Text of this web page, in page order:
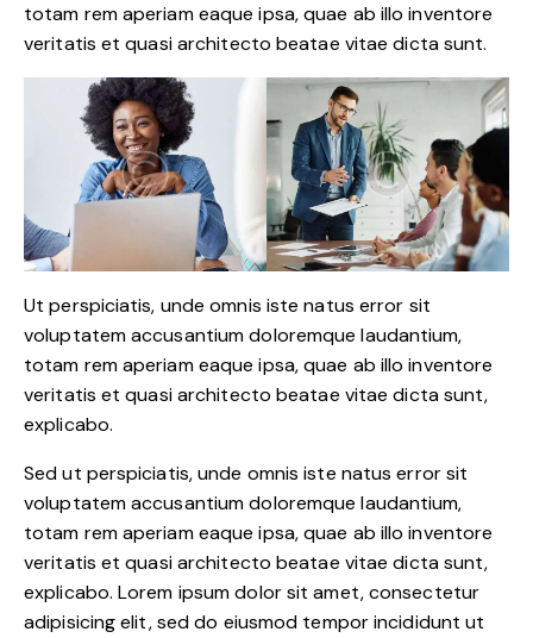
totam rem aperiam eaque ipsa, quae ab illo inventore
veritatis et quasi architecto beatae vitae dicta sunt.
Ut perspiciatis, unde omnis iste natus error sit
voluptatem accusantium doloremque laudantium,
totam rem aperiam eaque ipsa, quae ab illo inventore
veritatis et quasi architecto beatae vitae dicta sunt,
explicabo.
Sed ut perspiciatis, unde omnis iste natus error sit
voluptatem accusantium doloremque laudantium,
totam rem aperiam eaque ipsa, quae ab illo inventore
veritatis et quasi architecto beatae vitae dicta sunt,
explicabo. Lorem ipsum dolor sit amet, consectetur
adipisicing elit, sed do eiusmod tempor incididunt ut